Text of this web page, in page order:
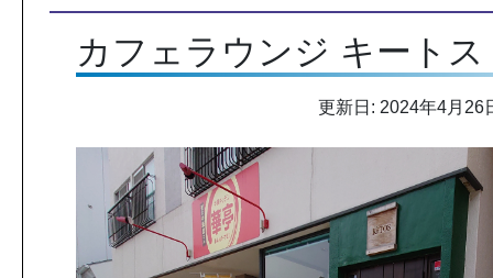
カフェラウンジ キートス
更新日: 2024年4月26